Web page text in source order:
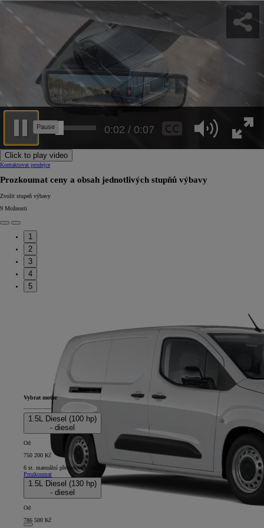
0:05 / 0:07
Click to play video
Kontaktovat prodejce
Prozkoumat ceny a obsah jednotlivých stupňů výbavy
Zvolit stupeň výbavy
9 Možnosti
1
2
3
4
5
Vybrat motor
1.5L Diesel (100 hp)
- diesel
Od
750 200 Kč
6 st. manuální převodovka | 4x2
Prozkoumat
1.5L Diesel (130 hp)
- diesel
Od
786 500 Kč